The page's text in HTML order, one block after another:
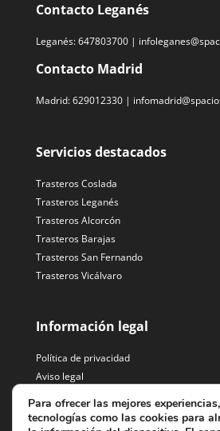
Contacto Leganés
Leganés:647803700|
Contacto Madrid
Madrid:629012330|
Servicios destacados
Trasteros Coslada
Trasteros Leganés
Trasteros Alcorcón
Trasteros Barajas
Trasteros San Fernando
Trasteros Vicálvaro
Información legal
Política de privacidad
Aviso legal
Para ofrecer las mejores
tecnologías como las cookies para